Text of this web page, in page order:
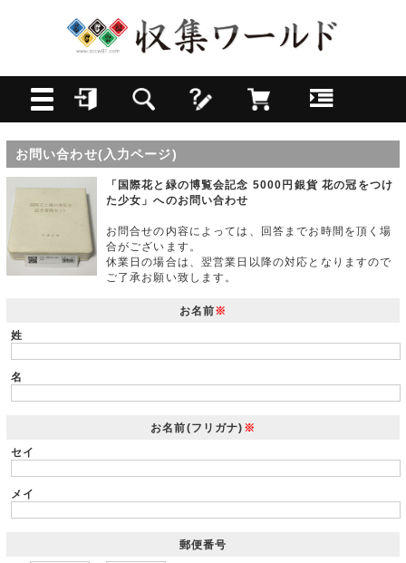
お問い合わせ(入力ページ)
「国際花と緑の博覧会記念 5000円銀貨 花の冠をつけ
た少女」へのお問い合わせ
お問合せの内容によっては、回答までお時間を頂く場
合がございます。
休業日の場合は、翌営業日以降の対応となりますので
ご了承お願い致します。
お名前※
姓
名
お名前(フリガナ) ※
セイ
メイ
郵便番号